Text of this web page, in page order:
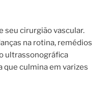
seu cirurgião vascular.
na rotina, remédios
ultrassonográfica
que culmina em varizes